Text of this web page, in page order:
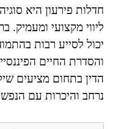
חדלות פירעון היא
ליווי מקצועי ומעמיק.
יכול לסייע רבות
והסדרת החיים
הדין בתחום מציעים
נרחב והיכרות עם